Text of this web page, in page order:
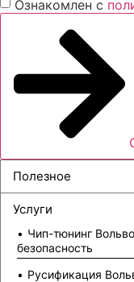
Ознакомлен с
Полезное
Услуги
Чип-тюнинг
безопасность
Русификация